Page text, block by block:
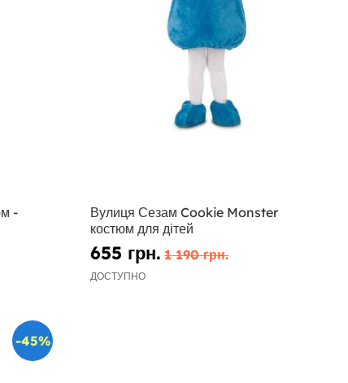
-
Вулиця Сезам Cookie Monster
костюм для дітей
655 грн. 1 190 грн.
ДОСТУПНО
-45%